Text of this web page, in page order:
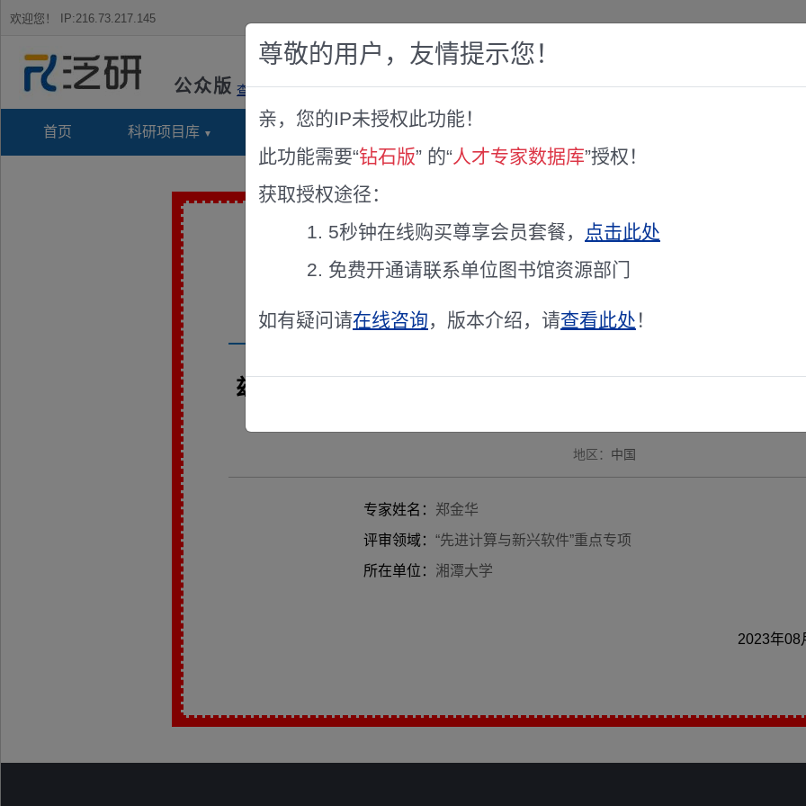
欢迎您！ IP:216.73.217.145
公众版 查看说明
首页 科研项目库 项目指南库 奖项竞赛库
专家聘书
兹聘请《2023年度国家重点研发计划“先进计算与新兴软件
地区： 中国
专家姓名： 郑金华
评审领域： “先进计算与新兴软件”重点专项
所在单位： 湘潭大学
2023年08
尊敬的用户，友情提示您！
亲，您的IP未授权此功能！
此功能需要“钻石版” 的“ 人才专家数据库”授权！
获取授权途径：
5秒钟在线购买尊享会员套餐，
点击此处
免费开通请联系单位图书馆资源部门
如有疑问请在线咨询，版本介绍，请查看此处 ！